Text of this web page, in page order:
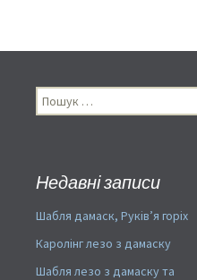
Пошук:
Недавні записи
Шабля дамаск, Руків’я горіх
Каролінг лезо з дамаску
Шабля лезо з дамаску та